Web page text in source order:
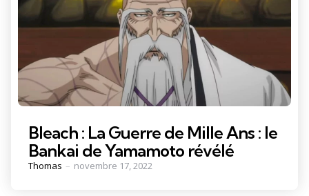
Bleach : La Guerre de Mille Ans : le
Bankai de Yamamoto révélé
Posted
Thomas novembre 17, 2022